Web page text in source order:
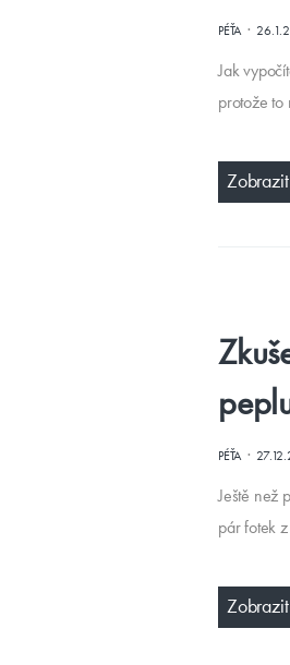
PÉŤA·
Jak
protože to
PÉŤA·
Ještě než
pár fotek